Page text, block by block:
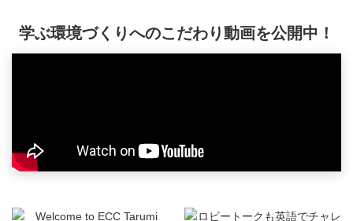
学ぶ環境づくりへのこだわり動画を公開中！